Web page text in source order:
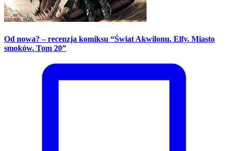
Od nowa? – recenzja komiksu “Świat Akwilonu. Elfy. Miasto
smoków. Tom 20”